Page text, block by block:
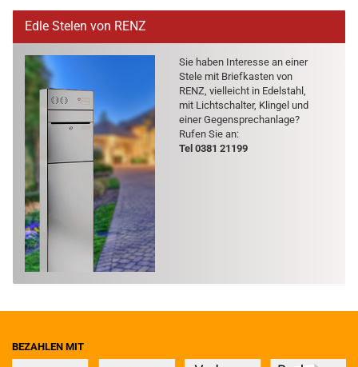
Edle Stelen von RENZ
Sie haben In­ter­es­se an einer
Stele mit Brief­kas­ten von
RENZ, viel­leicht in Edel­stahl,
mit Licht­schal­ter, Klin­gel und
einer Ge­gen­sprech­an­la­ge?
Rufen Sie an:
Tel 0381 21199
BEZAHLEN MIT